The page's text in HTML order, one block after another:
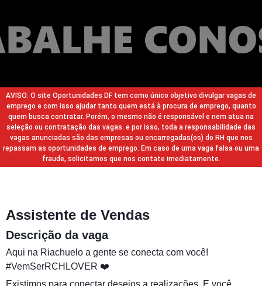
AVISO: O site Oportunidades DF tem como único objetivo divulgar vagas de
emprego e com isso ajudar tanto quem está à procura de emprego, quanto
quem busca contratar. Porém, o mesmo não é responsável e nem atua na
seleção ou contratação das vagas. e por isso, toda a responsabilidade das
vagas anunciadas são das empresas ou encarregadas(os) do RH que nos
repassam as oportunidades de emprego. Em caso de uma vaga falsa ou uma
fraude, solicitamos que nos contate imediatamente.
Assistente de Vendas
Descrição da vaga
Aqui na Riachuelo a gente se conecta com você!
#VemSerRCHLOVER ❤️